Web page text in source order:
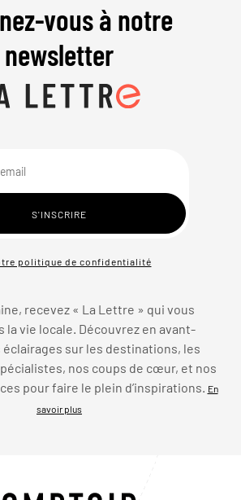
vous à notre
newsletter
politique de confidentialité
recevez « La Lettre » qui vous
la vie locale. Découvrez en avant-
sur les destinations, les
nos coups de cœur, et nos
pour faire le plein d’inspirations.
En
savoir plus